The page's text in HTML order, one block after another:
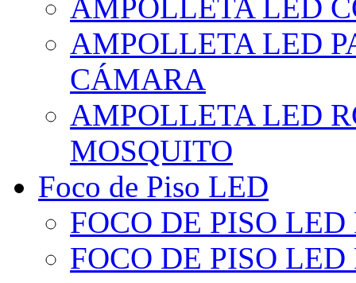
AMPOLLETA LED
AMPOLLETA LED
CÁMARA
AMPOLLETA LED
MOSQUITO
Foco de Piso LED
FOCO DE PISO
FOCO DE PISO